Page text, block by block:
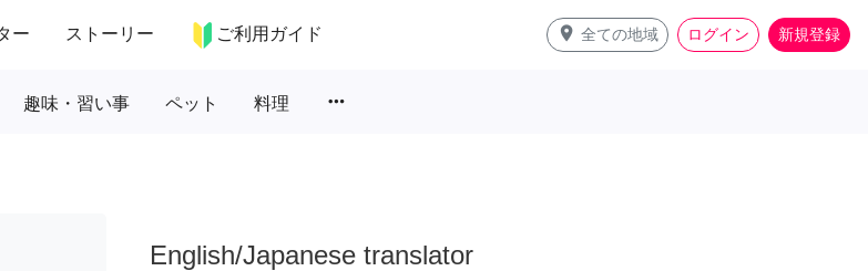
ー ストーリー ご利用ガイド place 全ての地域 ログイン 新規登録
趣味・習い事 ペット 料理 more_horiz
English/Japanese translator